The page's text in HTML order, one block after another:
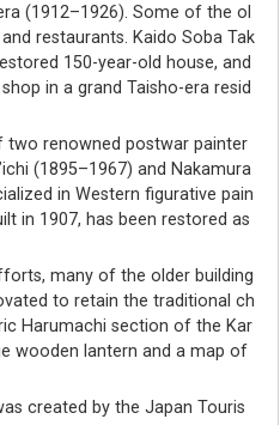
(1912–1926). Some of the ol
restaurants. Kaido Soba Tak
150-year-old house, and
in a grand Taisho-era resid
two renowned postwar painter
(1895–1967) and Nakamura
in Western figurative pain
in 1907, has been restored as
many of the older building
to retain the traditional ch
Harumachi section of the Kar
wooden lantern and a map of
created by the Japan Touris